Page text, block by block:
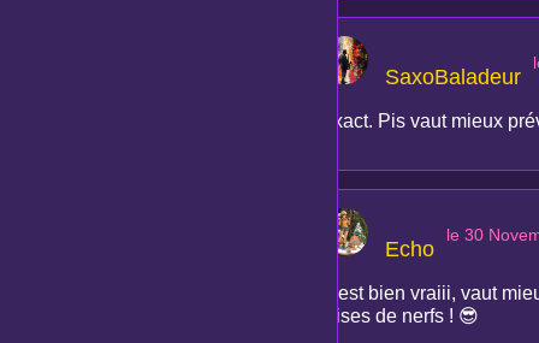
SaxoBaladeur
Exact. Pis vaut mieux
Echo
le 30
C'est bien vraiii, vaut
crises de nerfs ! 😎